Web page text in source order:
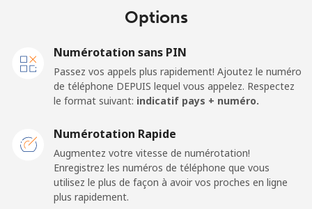
Ligne fixe
⁦34.5¢⁩ 14 min pour ⁦$5⁩
France
Ligne fixe ⁦1¢⁩
500 min pour
⁦$5⁩
Options
Numérotation sans PIN
Passez vos appels plus rapidement! Ajoutez le numéro
de téléphone DEPUIS lequel vous appelez. Respectez
le format suivant: indicatif pays + numéro.
Numérotation Rapide
Augmentez votre vitesse de numérotation!
Enregistrez les numéros de téléphone que vous
utilisez le plus de façon à avoir vos proches en ligne
plus rapidement.